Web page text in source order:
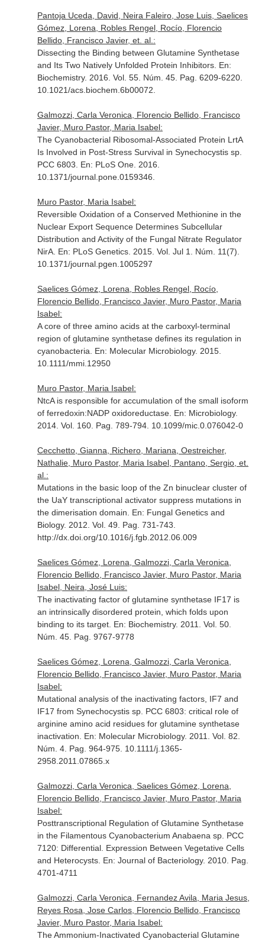
Pantoja Uceda, David, Neira Faleiro, Jose Luis, Saelices
Gómez, Lorena, Robles Rengel, Rocío, Florencio
Bellido, Francisco Javier, et. al.:
Dissecting the Binding between Glutamine Synthetase
and Its Two Natively Unfolded Protein Inhibitors. En:
Biochemistry. 2016. Vol. 55. Núm. 45. Pag. 6209-6220.
10.1021/acs.biochem.6b00072.
Galmozzi, Carla Veronica, Florencio Bellido, Francisco
Javier, Muro Pastor, Maria Isabel:
The Cyanobacterial Ribosomal-Associated Protein LrtA
Is Involved in Post-Stress Survival in Synechocystis sp.
PCC 6803. En: PLoS One. 2016.
10.1371/journal.pone.0159346.
Muro Pastor, Maria Isabel:
Reversible Oxidation of a Conserved Methionine in the
Nuclear Export Sequence Determines Subcellular
Distribution and Activity of the Fungal Nitrate Regulator
NirA. En: PLoS Genetics. 2015. Vol. Jul 1. Núm. 11(7).
10.1371/journal.pgen.1005297
Saelices Gómez, Lorena, Robles Rengel, Rocío,
Florencio Bellido, Francisco Javier, Muro Pastor, Maria
Isabel:
A core of three amino acids at the carboxyl-terminal
region of glutamine synthetase defines its regulation in
cyanobacteria. En: Molecular Microbiology. 2015.
10.1111/mmi.12950
Muro Pastor, Maria Isabel:
NtcA is responsible for accumulation of the small isoform
of ferredoxin:NADP oxidoreductase. En: Microbiology.
2014. Vol. 160. Pag. 789-794. 10.1099/mic.0.076042-0
Cecchetto, Gianna, Richero, Mariana, Oestreicher,
Nathalie, Muro Pastor, Maria Isabel, Pantano, Sergio, et.
al.:
Mutations in the basic loop of the Zn binuclear cluster of
the UaY transcriptional activator suppress mutations in
the dimerisation domain. En: Fungal Genetics and
Biology. 2012. Vol. 49. Pag. 731-743.
http://dx.doi.org/10.1016/j.fgb.2012.06.009
Saelices Gómez, Lorena, Galmozzi, Carla Veronica,
Florencio Bellido, Francisco Javier, Muro Pastor, Maria
Isabel, Neira, José Luis:
The inactivating factor of glutamine synthetase IF17 is
an intrinsically disordered protein, which folds upon
binding to its target. En: Biochemistry. 2011. Vol. 50.
Núm. 45. Pag. 9767-9778
Saelices Gómez, Lorena, Galmozzi, Carla Veronica,
Florencio Bellido, Francisco Javier, Muro Pastor, Maria
Isabel:
Mutational analysis of the inactivating factors, IF7 and
IF17 from Synechocystis sp. PCC 6803: critical role of
arginine amino acid residues for glutamine synthetase
inactivation. En: Molecular Microbiology. 2011. Vol. 82.
Núm. 4. Pag. 964-975. 10.1111/j.1365-
2958.2011.07865.x
Galmozzi, Carla Veronica, Saelices Gómez, Lorena,
Florencio Bellido, Francisco Javier, Muro Pastor, Maria
Isabel:
Posttranscriptional Regulation of Glutamine Synthetase
in the Filamentous Cyanobacterium Anabaena sp. PCC
7120: Differential. Expression Between Vegetative Cells
and Heterocysts. En: Journal of Bacteriology. 2010. Pag.
4701-4711
Galmozzi, Carla Veronica, Fernandez Avila, Maria Jesus,
Reyes Rosa, Jose Carlos, Florencio Bellido, Francisco
Javier, Muro Pastor, Maria Isabel:
The Ammonium-Inactivated Cyanobacterial Glutamine